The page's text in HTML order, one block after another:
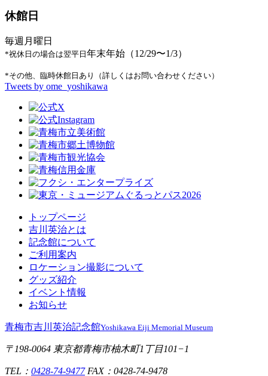
休館日
毎週月曜日
*祝休日の場合は翌平日 年末年始（12/29〜1/3）
*その他、臨時休館日あり（詳しくはお問い合わせください）
Tweets by ome_yoshikawa
トップページ
吉川英治とは
記念館について
ご利用案内
ロケーション撮影について
グッズ紹介
イベント情報
お知らせ
青梅市吉川英治記念館Yoshikawa Eiji Memorial Museum
〒198-0064 東京都青梅市柚木町1丁目101−1
TEL： 0428-74-9477FAX：0428-74-9478